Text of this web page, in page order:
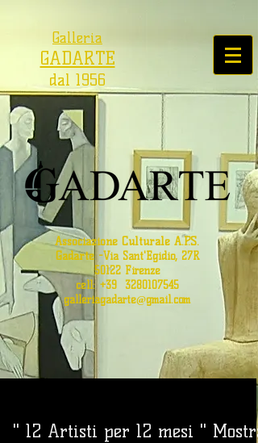
Galleria
GADARTE
dal 1956
Associazione Culturale A.P.S.
Gadarte-Via Sant'Egidio, 27R
50122 Firenze
cell: +39 3280107545
galleriagadarte@gmail.com
" 12 Artisti per 12 mesi " Mostra